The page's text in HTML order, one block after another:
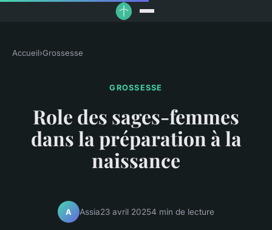
Accueil›Grossesse
GROSSESSE
Role des sages-femmes
dans la préparation à la
naissance
A Assia23 avril 20254 min de lecture